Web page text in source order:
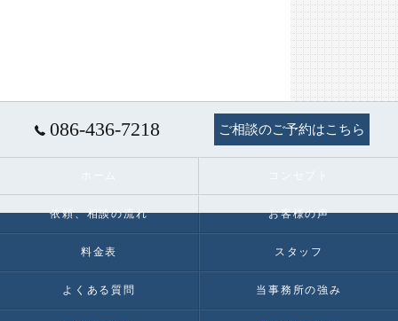
086-436-7218 ご相談のご予約はこちら
依頼、相談の流れ お客様の声
料金表 スタッフ
よくある質問 当事務所の強み